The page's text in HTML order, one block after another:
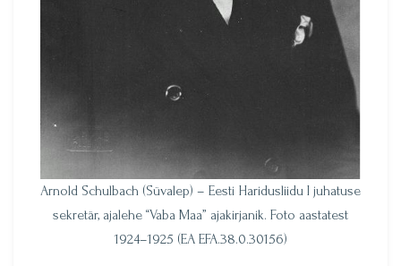
Arnold Schulbach (Süvalep) – Eesti Haridusliidu I juhatuse
sekretär, ajalehe “Vaba Maa” ajakirjanik. Foto aastatest
1924–1925 (EA EFA.38.0.30156)